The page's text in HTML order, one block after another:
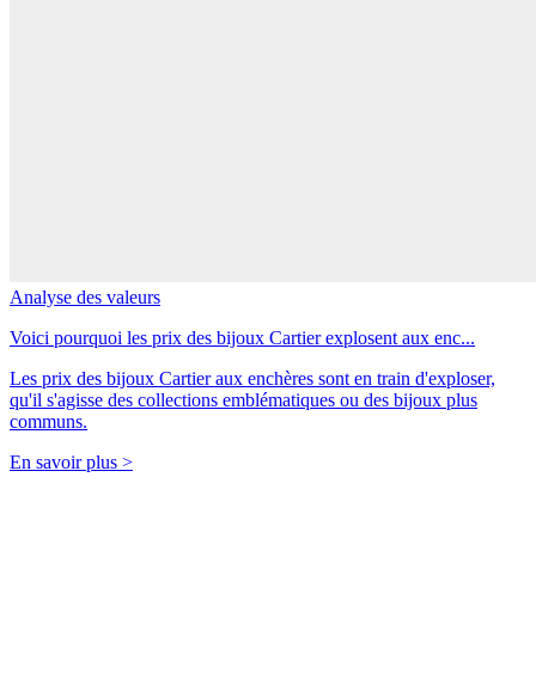
Analyse des valeurs
Voici pourquoi les prix des bijoux Cartier explosent aux enc...
Les prix des bijoux Cartier aux enchères sont en train d'exploser,
qu'il s'agisse des collections emblématiques ou des bijoux plus
communs.
En savoir plus >